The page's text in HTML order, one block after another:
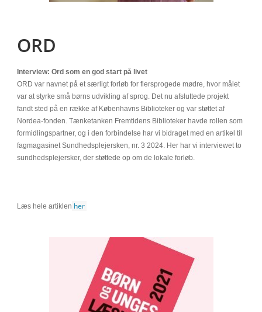
ORD
Interview: Ord som en god start på livet
ORD var navnet på et særligt forløb for flersprogede mødre, hvor målet
var at styrke små børns udvikling af sprog. Det nu afsluttede projekt
fandt sted på en række af Københavns Biblioteker og var støttet af
Nordea-fonden. Tænketanken Fremtidens Biblioteker havde rollen som
formidlingspartner, og i den forbindelse har vi bidraget med en artikel til
fagmagasinet Sundhedsplejersken, nr. 3 2024. Her har vi interviewet to
sundhedsplejersker, der støttede op om de lokale forløb.
Læs hele artiklen her